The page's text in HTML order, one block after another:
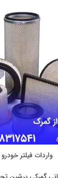
واردات فیلتر